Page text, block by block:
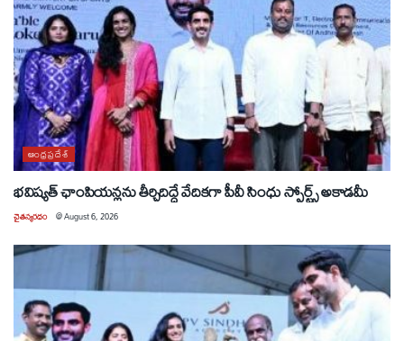
ఆంధ్రప్రదేశ్
భవిష్యత్ ఛాంపియన్లను తీర్చిదిద్దే వేదికగా పీవీ సింధు స్పోర్ట్స్ అకాడమీ
చైతన్యరధం @August 6, 2026